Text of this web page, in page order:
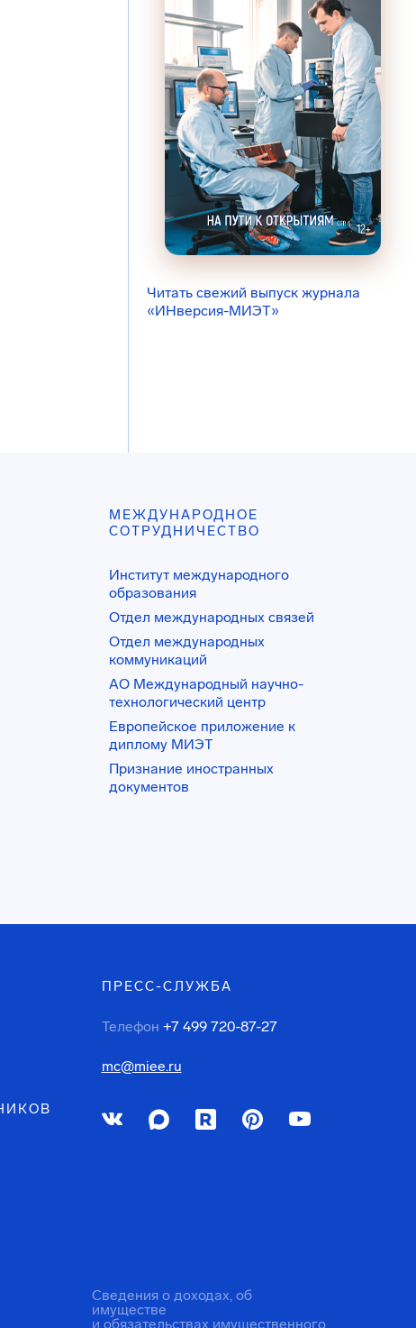
Читать свежий выпуск журнала
«ИНверсия-МИЭТ»
МЕЖДУНАРОДНОЕ
СОТРУДНИЧЕСТВО
Институт международного
образования
Отдел международных связей
Отдел международных
коммуникаций
АО Международный научно-
технологический центр
Европейское приложение к
диплому МИЭТ
Признание иностранных
документов
ПРЕСС-СЛУЖБА
Телефон +7 499 720-87-27
mc@miee.ru
Сведения о доходах, об
имуществе
и обязательствах имущественного